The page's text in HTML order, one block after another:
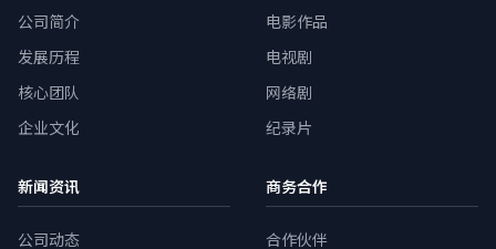
公司简介
发展历程
核心团队
企业文化
电影作品
电视剧
网络剧
纪录片
新闻资讯
公司动态
商务合作
合作伙伴